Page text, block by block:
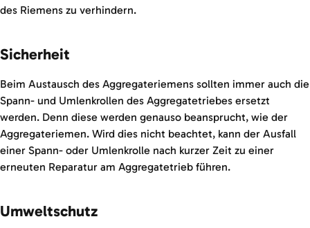
des Riemens zu verhindern.
Sicherheit
Beim Austausch des Aggregateriemens sollten immer auch die
Spann- und Umlenkrollen des Aggregatetriebes ersetzt
werden. Denn diese werden genauso beansprucht, wie der
Aggregateriemen. Wird dies nicht beachtet, kann der Ausfall
einer Spann- oder Umlenkrolle nach kurzer Zeit zu einer
erneuten Reparatur am Aggregatetrieb führen.
Umweltschutz